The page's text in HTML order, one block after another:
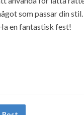
som passar din
en fantastisk fest!